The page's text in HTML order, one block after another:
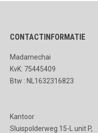
CONTACTINFORMATIE
Madamechai
KvK: 75445409
Btw : NL1632316823
Kantoor
Sluispolderweg 15-L unit P,